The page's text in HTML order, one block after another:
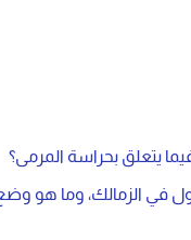
يتعلق بحراسة المرمى؟
في الزمالك، وما هو